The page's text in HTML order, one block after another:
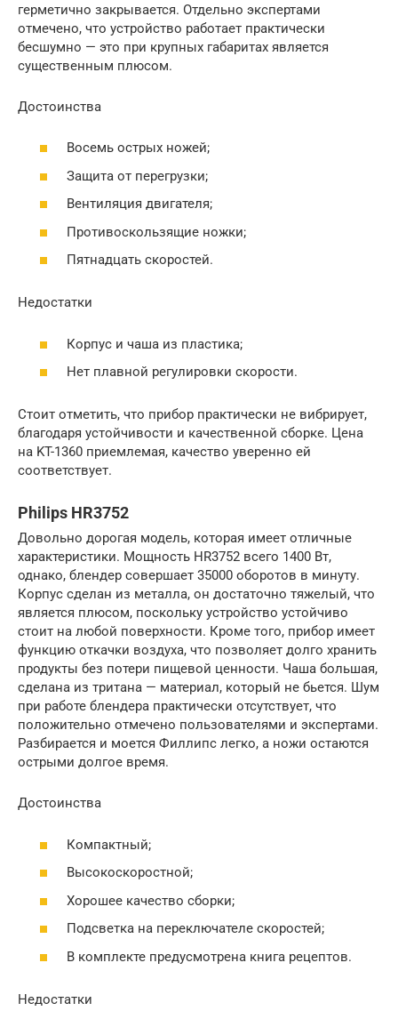
герметично закрывается. Отдельно экспертами
отмечено, что устройство работает практически
бесшумно — это при крупных габаритах является
существенным плюсом.
Достоинства
Восемь острых ножей;
Защита от перегрузки;
Вентиляция двигателя;
Противоскользящие ножки;
Пятнадцать скоростей.
Недостатки
Корпус и чаша из пластика;
Нет плавной регулировки скорости.
Стоит отметить, что прибор практически не вибрирует,
благодаря устойчивости и качественной сборке. Цена
на KT-1360 приемлемая, качество уверенно ей
соответствует.
Philips HR3752
Довольно дорогая модель, которая имеет отличные
характеристики. Мощность HR3752 всего 1400 Вт,
однако, блендер совершает 35000 оборотов в минуту.
Корпус сделан из металла, он достаточно тяжелый, что
является плюсом, поскольку устройство устойчиво
стоит на любой поверхности. Кроме того, прибор имеет
функцию откачки воздуха, что позволяет долго хранить
продукты без потери пищевой ценности. Чаша большая,
сделана из тритана — материал, который не бьется. Шум
при работе блендера практически отсутствует, что
положительно отмечено пользователями и экспертами.
Разбирается и моется Филлипс легко, а ножи остаются
острыми долгое время.
Достоинства
Компактный;
Высокоскоростной;
Хорошее качество сборки;
Подсветка на переключателе скоростей;
В комплекте предусмотрена книга рецептов.
Недостатки